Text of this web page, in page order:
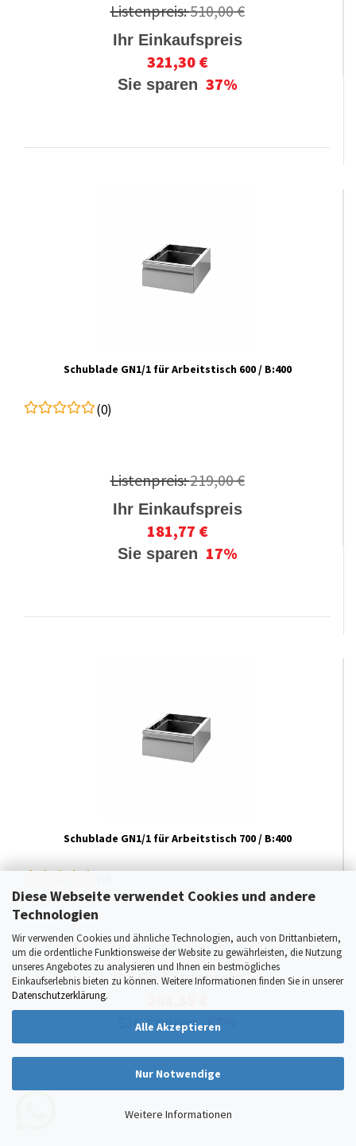
Diese Webseite verwendet Cookies und andere
Technologien
Wir verwenden Cookies und ähnliche Technologien, auch von Drittanbietern,
um die ordentliche Funktionsweise der Website zu gewährleisten, die Nutzung
unseres Angebotes zu analysieren und Ihnen ein bestmögliches
Einkaufserlebnis bieten zu können. Weitere Informationen finden Sie in unserer
Datenschutzerklärung.
Alle Akzeptieren
Nur Notwendige
Weitere Informationen
Listenpreis:510,00 €
Ihr Einkaufspreis
321,30 €
Sie sparen 37%
Schublade GN1/1 für Arbeitstisch 600 / B:400
(0)
Listenpreis:219,00 €
Ihr Einkaufspreis
181,77 €
Sie sparen 17%
Schublade GN1/1 für Arbeitstisch 700 / B:400
Listenpreis:245,00 €
Ihr Einkaufspreis
Sie sparen17%